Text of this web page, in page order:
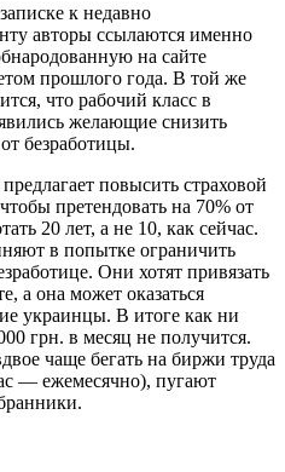
к недавно
авторы ссылаются именно
на сайте
прошлого года. В той же
что рабочий класс в
желающие снизить
безработицы.
повысить страховой
претендовать на 70% от
20 лет, а не 10, как сейчас.
в попытке ограничить
Они хотят привязать
а она может оказаться
украинцы. В итоге как ни
грн. в месяц не получится.
чаще бегать на биржи труда
— ежемесячно), пугают